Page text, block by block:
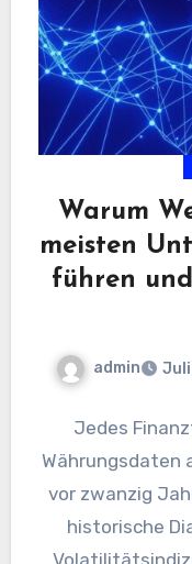
Warum
meisten
führen
admin Juli
Jedes
Währungsdaten
vor zwanzig
historische